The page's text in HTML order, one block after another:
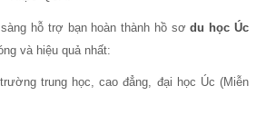
hỗ trợ bạn hoàn thành hồ sơdu học Úc
và hiệu quả nhất:
trung học, cao đẳng, đại học Úc (Miễn